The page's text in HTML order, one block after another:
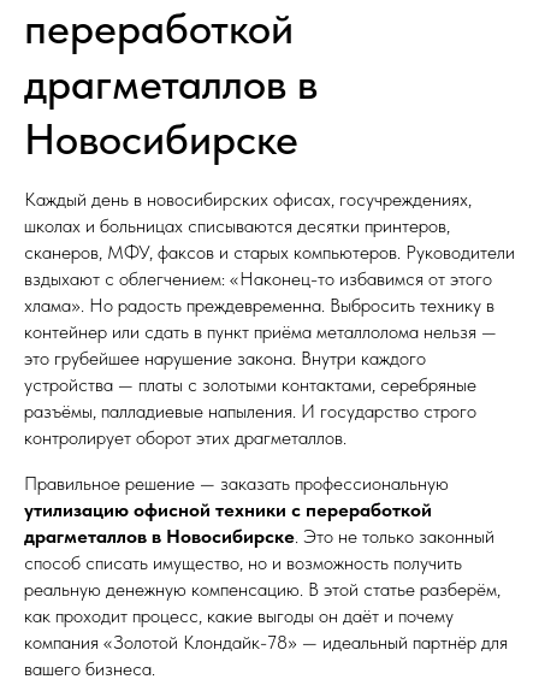
переработкой
драгметаллов в
Новосибирске
Каждый день в новосибирских офисах, госучреждениях,
школах и больницах списываются десятки принтеров,
сканеров, МФУ, факсов и старых компьютеров. Руководители
вздыхают с облегчением: «Наконец-то избавимся от этого
хлама». Но радость преждевременна. Выбросить технику в
контейнер или сдать в пункт приёма металлолома нельзя —
это грубейшее нарушение закона. Внутри каждого
устройства — платы с золотыми контактами, серебряные
разъёмы, палладиевые напыления. И государство строго
контролирует оборот этих драгметаллов.
Правильное решение — заказать профессиональную
утилизацию офисной техники с переработкой
драгметаллов в Новосибирске . Это не только законный
способ списать имущество, но и возможность получить
реальную денежную компенсацию. В этой статье разберём,
как проходит процесс, какие выгоды он даёт и почему
компания «Золотой Клондайк-78» — идеальный партнёр для
вашего бизнеса.